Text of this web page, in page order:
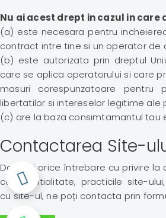
Nu ai acest drept in cazul in care
(a) este necesara pentru
contract intre tine si un operator de
(b) este autorizata prin dreptul
care se aplica operatorului si care
masuri corespunzatoare pentru
libertatilor si intereselor legitime ale
(c) are la baza consimtamantul tau
Contactarea Site-
Daca ai orice întrebare cu privire
confidentialitate, practicile site-
cu site-ul, ne poți contacta prin